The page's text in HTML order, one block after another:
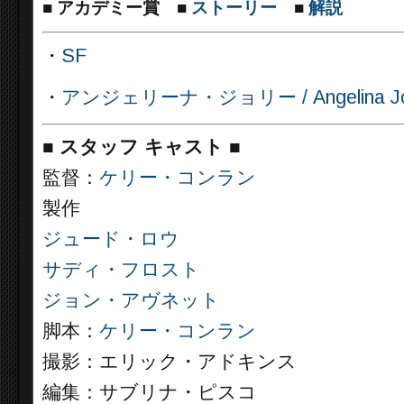
■ アカデミー賞 ■ ストーリー ■ 解説
・ SF
・ アンジェリーナ・ジョリー / Angelina
■ スタッフ キャスト ■
監督： ケリー・コンラン
製作
ジュード・ロウ
サディ・フロスト
ジョン・アヴネット
脚本： ケリー・コンラン
撮影：エリック・アドキンス
編集：サブリナ・ピスコ